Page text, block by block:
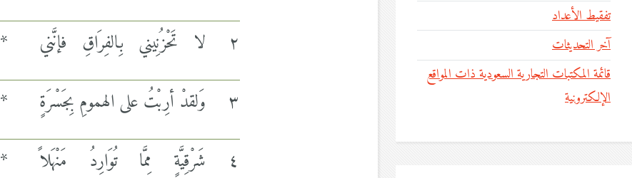
٢
لا تَحْزُنِيني بِالفِرَاقِ فإنَّني *
٣
وَلقدْ أرِبْتُ على الهمومِ بِجَسْرَةٍ *
٤
شَرْقِيَّةٍ مِمَّا تُوَارِدُ مَنْهَلاً *
تفقيط الأعداد
آخر التحديثات
قائمة المكتبات التجارية السعودية ذات المواقع
الإلكترونية